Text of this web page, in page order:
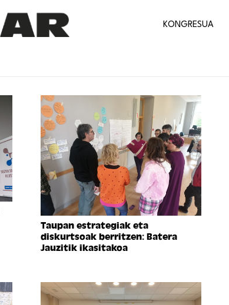
KONGRESUA
Taupan estrategiak eta
diskurtsoak berritzen: Batera
Jauzitik ikasitakoa